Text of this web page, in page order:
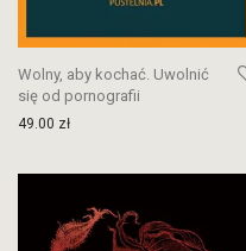
Wolny, aby kochać. Uwolnić
się od pornografii
49.00 zł